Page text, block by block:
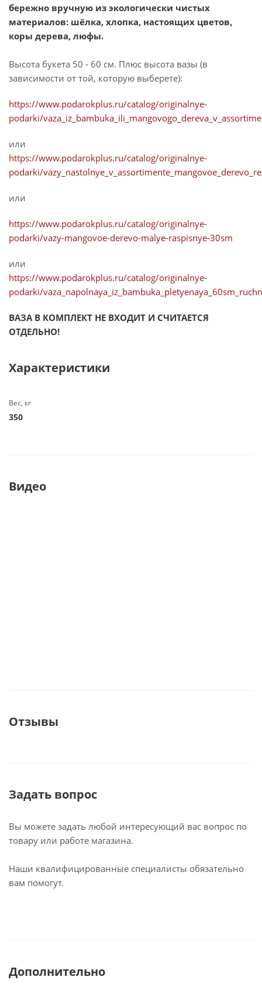
бережно вручную из экологически чистых
материалов: шёлка, хлопка, настоящих цветов,
коры дерева, люфы.
Высота букета 50 - 60 см. Плюс высота вазы (в
зависимости от той, которую выберете):
https://www.podarokplus.ru/catalog/originalnye-
podarki/
или
https://www.podarokplus.ru/catalog/originalnye-
podarki/
или
https://www.podarokplus.ru/catalog/originalnye-
podarki/vazy-mangovoe-derevo-malye-raspisnye-30sm
или
https://www.podarokplus.ru/catalog/originalnye-
podarki/
ВАЗА В КОМПЛЕКТ НЕ ВХОДИТ И СЧИТАЕТСЯ
ОТДЕЛЬНО!
Характеристики
Вес, кг
350
Видео
Отзывы
Задать вопрос
Вы можете задать любой интересующий вас вопрос по
товару или работе магазина.
Наши квалифицированные специалисты обязательно
вам помогут.
Дополнительно